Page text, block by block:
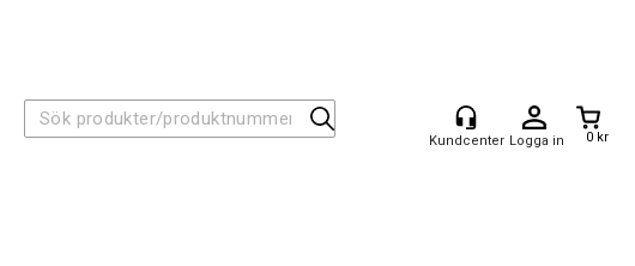
Logga in 0 kr